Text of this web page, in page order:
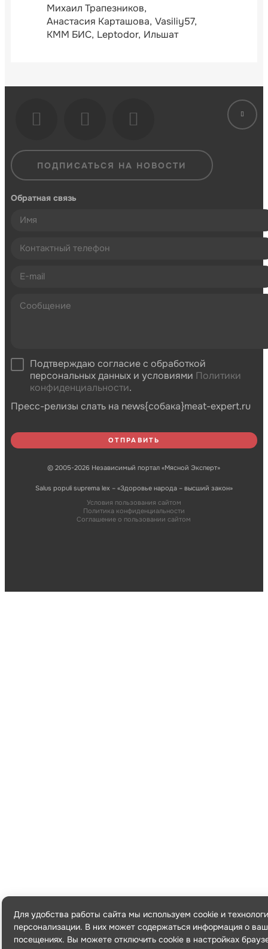
Михаил Трапезников
Анастасия Карташова Vasiliy57
КММ БИС Leptodor Ильшат
ПОДПИСАТЬСЯ НА НОВОСТИ
Обратная связь
Подтверждаю согласие с обработкой
персональных данных и условиями Политики
конфиденциальности.
Пресс-релизы слать на news{собака}meat-expert.ru
© 2005-2026 Независимый портал «Мясной Эксперт»
Salus populi suprema lex – «Здоровье народа – высший закон»
Условия пользования сайтом
Политика конфиденциальности
Соглашение о пользовании сайтом
Для удобства работы сайта мы используем cookie и
персонализации. В них может содержаться информация о
посещениях. Вы можете отключить cookie в настройках